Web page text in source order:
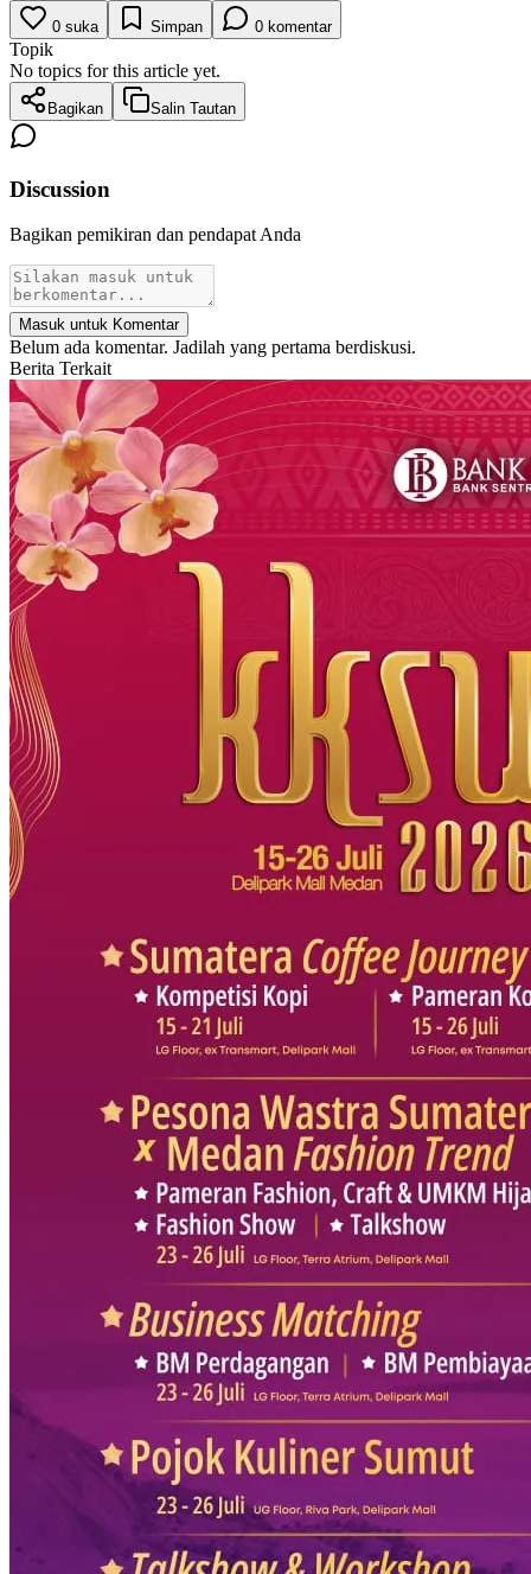
0 suka Simpan 0 komentar
Topik
No topics for this article yet.
Bagikan Salin Tautan
Discussion
Bagikan pemikiran dan pendapat Anda
Masuk untuk Komentar
Belum ada komentar. Jadilah yang pertama berdiskusi.
Berita Terkait